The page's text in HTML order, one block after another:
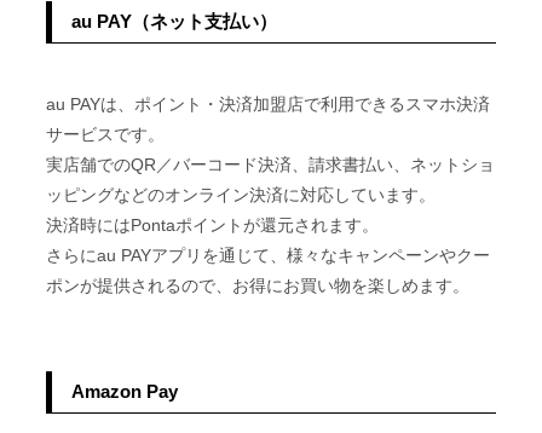
au PAY（ネット支払い）
au PAYは、ポイント・決済加盟店で利用できるスマホ決済
サービスです。
実店舗でのQR／バーコード決済、請求書払い、ネットショ
ッピングなどのオンライン決済に対応しています。
決済時にはPontaポイントが還元されます。
さらにau PAYアプリを通じて、様々なキャンペーンやクー
ポンが提供されるので、お得にお買い物を楽しめます。
Amazon Pay